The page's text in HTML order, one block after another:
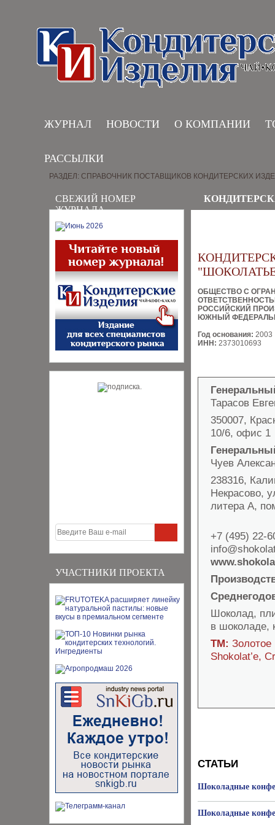
ЖУРНАЛ НОВОСТИ О КОМПАНИИ
РАССЫЛКИ
СВЕЖИЙ НОМЕР
ЖУРНАЛА
УЧАСТНИКИ ПРОЕКТА
РАЗДЕЛ: СПРАВОЧНИК ПОСТАВЩИКОВ КОНДИТЕРСКИХ
ОБЩЕСТВО С
РОССИЙСКИЙ
ЮЖНЫЙ
Год основания: 2003
ИНН: 2373010693
Тарасов
350007,
10/6, офис 1
Чуев
238316,
Некрасово,
литера А,
+7 (495) 22-
Шоколад,
в шоколаде,
ТМ:
Shokolat’e,
СТАТЬИ
Шоколадные
Шоколадные